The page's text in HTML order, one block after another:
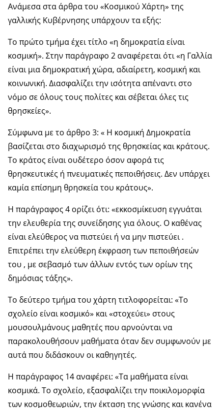
Ανάμεσα στα άρθρα του «Κοσμικού Χάρτη» της
γαλλικής Κυβέρνησης υπάρχουν τα εξής:
Το πρώτο τμήμα έχει τίτλο «η δημοκρατία είναι
κοσμική». Στην παράγραφο 2 αναφέρεται ότι «η Γαλλία
είναι μια δημοκρατική χώρα, αδιαίρετη, κοσμική και
κοινωνική. Διασφαλίζει την ισότητα απέναντι στο
νόμο σε όλους τους πολίτες και σέβεται όλες τις
θρησκείες».
Σύμφωνα με το άρθρο 3: « Η κοσμική Δημοκρατία
βασίζεται στο διαχωρισμό της θρησκείας και κράτους.
Το κράτος είναι ουδέτερο όσον αφορά τις
θρησκευτικές ή πνευματικές πεποιθήσεις. Δεν υπάρχει
καμία επίσημη θρησκεία του κράτους».
Η παράγραφος 4 ορίζει ότι: «εκκοσμίκευση εγγυάται
την ελευθερία της συνείδησης για όλους. Ο καθένας
είναι ελεύθερος να πιστεύει ή να μην πιστεύει .
Επιτρέπει την ελεύθερη έκφραση των πεποιθήσεών
του , με σεβασμό των άλλων εντός των ορίων της
δημόσιας τάξης».
Το δεύτερο τμήμα του χάρτη τιτλοφορείται: «Το
σχολείο είναι κοσμικό» και «στοχεύει» στους
μουσουλμάνους μαθητές που αρνούνται να
παρακολουθήσουν μαθήματα όταν δεν συμφωνούν με
αυτά που διδάσκουν οι καθηγητές.
Η παράγραφος 14 αναφέρει: «Τα μαθήματα είναι
κοσμικά. Το σχολείο, εξασφαλίζει την ποικιλομορφία
των κοσμοθεωριών, την έκταση της γνώσης και κανένα